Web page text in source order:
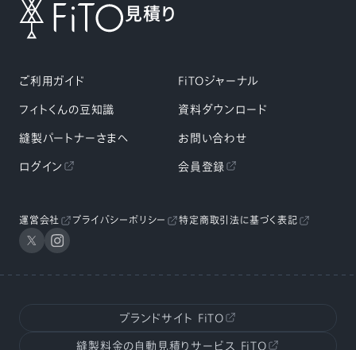
見積り
ご利用ガイド
フィトくんの豆知識
縫製パートナーさまへ
FiTOジャーナル
資料ダウンロード
お問い合わせ
ログイン
会員登録
運営会社 プライバシーポリシー 特定商取引法に基づく表記
ブランドサイト FiTO
縫製料金の自動見積りサービス FiTO